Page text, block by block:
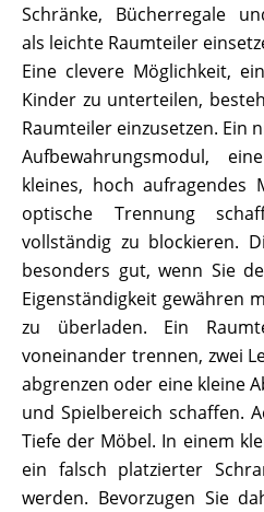
Schränke, Bücherregale
als leichte Raumteiler
Eine clevere Möglichkeit,
Kinder zu unterteilen,
Raumteiler einzusetzen. Ein
Aufbewahrungsmodul,
kleines, hoch aufragendes
optische Trennung
vollständig zu blockieren.
besonders gut, wenn Sie
Eigenständigkeit gewähren
zu überladen. Ein
voneinander trennen, zwei
abgrenzen oder eine kleine
und Spielbereich schaffen.
Tiefe der Möbel. In einem
ein falsch platzierter
werden. Bevorzugen Sie